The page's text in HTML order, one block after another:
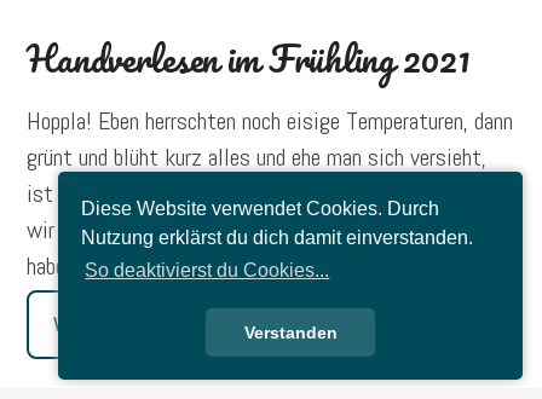
Diese Website verwendet Cookies. Durch
Nutzung erklärst du dich damit einverstanden.
So deaktivierst du Cookies...
Verstanden
Handverlesen im Frühling 2021
Hoppla! Eben herrschten noch eisige Temperaturen, dann
grünt und blüht kurz alles und ehe man sich versieht,
ist der Frühling auch schon wieder vorbei. Dabei hatten
wir endlich mal wieder einen richtigen Frühling und das
habe ich genossen. Hier sind meine Höhepunkte.
Weiterlesen